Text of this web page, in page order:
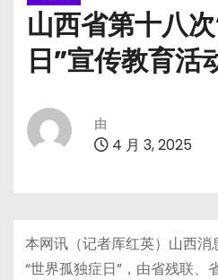
山西省第十八
日”宣传教育活
由
4 月 3, 2025
本网讯（记者厍红英）山西
“世界孤独症日”，由省残联、